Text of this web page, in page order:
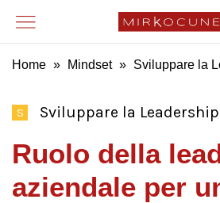
Home » Mindset » Sviluppare la
S Sviluppare la Leadership
Ruolo della
aziendale per